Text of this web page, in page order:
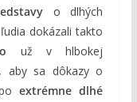
o dlhých
dokázali takto
už v hlbokej
aby sa dôkazy o
poextrémne dlhé